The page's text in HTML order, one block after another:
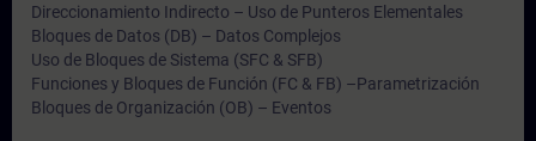
Direccionamiento Indirecto – Uso de Punteros Elementales
Bloques de Datos (DB) – Datos Complejos
Uso de Bloques de Sistema (SFC & SFB)
Funciones y Bloques de Función (FC & FB) –Parametrización
Bloques de Organización (OB) – Eventos